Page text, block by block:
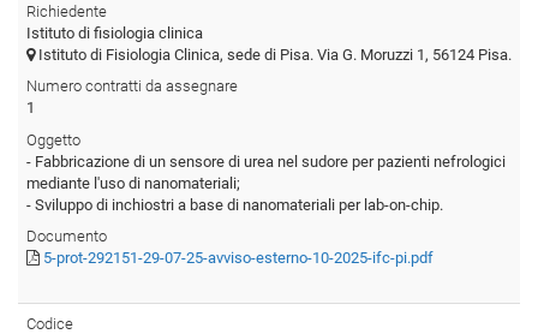
Richiedente
Istituto di fisiologia clinica
Istituto di Fisiologia Clinica, sede di Pisa. Via G. Moruzzi 1, 56124 Pisa.
Numero contratti da assegnare
1
Oggetto
- Fabbricazione di un sensore di urea nel sudore per pazienti nefrologici
mediante l'uso di nanomateriali;
- Sviluppo di inchiostri a base di nanomateriali per lab-on-chip.
Documento
5-prot-292151-29-07-25-avviso-esterno-10-2025-ifc-pi.pdf
Codice